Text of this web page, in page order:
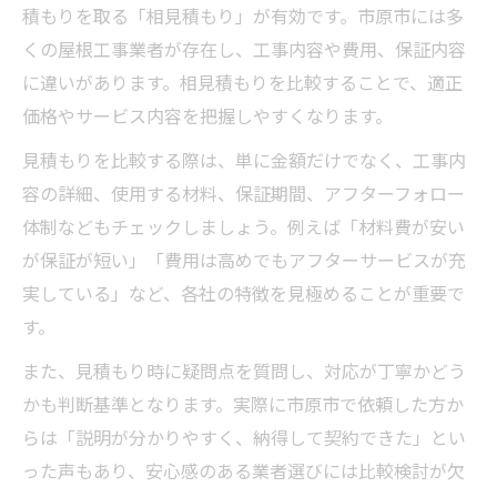
積もりを取る「相見積もり」が有効です。市原市には多
くの屋根工事業者が存在し、工事内容や費用、保証内容
に違いがあります。相見積もりを比較することで、適正
価格やサービス内容を把握しやすくなります。
見積もりを比較する際は、単に金額だけでなく、工事内
容の詳細、使用する材料、保証期間、アフターフォロー
体制などもチェックしましょう。例えば「材料費が安い
が保証が短い」「費用は高めでもアフターサービスが充
実している」など、各社の特徴を見極めることが重要で
す。
また、見積もり時に疑問点を質問し、対応が丁寧かどう
かも判断基準となります。実際に市原市で依頼した方か
らは「説明が分かりやすく、納得して契約できた」とい
った声もあり、安心感のある業者選びには比較検討が欠